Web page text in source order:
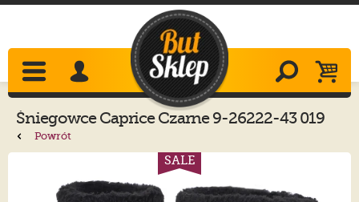
ŚniegowceCaprice Czarne 9-26222-43 019
Black Comb
Powrót
SALE